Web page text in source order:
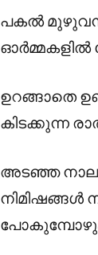
പകൽ മുഴുവൻ
ഉറങ്ങാതെ
കിടക്കുന്ന
അടഞ്ഞ
നിമിഷങ്ങൾ